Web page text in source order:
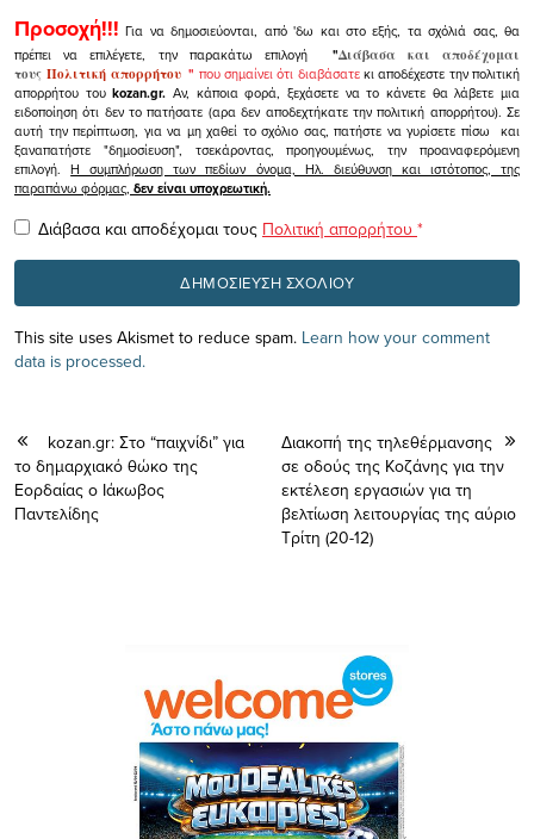
Προσοχή!!! Για να δημοσιεύονται, από 'δω και στο εξής, τα σχόλιά σας, θα
πρέπει να επιλέγετε, την παρακάτω επιλογή
"Διάβασα και αποδέχομαι
τουςΠολιτική απορρήτου" που σημαίνει ότι διαβάσατεκι αποδέχεστε την πολιτική
απορρήτου τουkozan.gr. Αν, κάποια φορά, ξεχάσετε να το κάνετε θα λάβετε μια
ειδοποίηση ότι δεν το πατήσατε (αρα δεν αποδεχτήκατε την πολιτική απορρήτου). Σε
αυτή την περίπτωση, για να μη χαθεί το σχόλιο σας, πατήστε να γυρίσετε πίσω και
ξαναπατήστε "δημοσίευση", τσεκάροντας, προηγουμένως, την προαναφερόμενη
επιλογή.Η συμπλήρωση των πεδίων όνομα, Ηλ. διεύθυνση και ιστότοπος, της
παραπάνω φόρμας, δεν είναι υποχρεωτική.
Διάβασα και αποδέχομαι τους Πολιτική απορρήτου *
This site uses Akismet to reduce spam. Learn how your comment
data is processed.
kozan.gr: Στο “παιχνίδι” για
το δημαρχιακό θώκο της
Εορδαίας ο Ιάκωβος
Παντελίδης
Διακοπή της τηλεθέρμανσης
σε οδούς της Κοζάνης για την
εκτέλεση εργασιών για τη
βελτίωση λειτουργίας της αύριο
Τρίτη (20-12)